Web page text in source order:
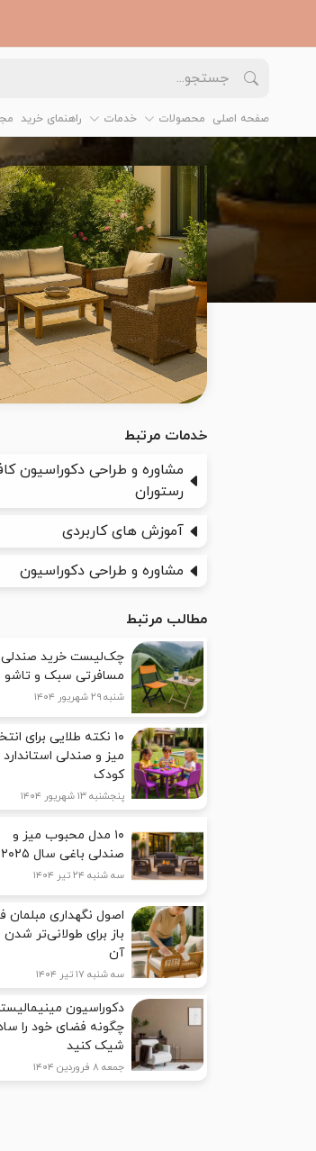
صفحه اصلی محصولات خدمات راهنمای خرید
خدمات مرتبط
مشاوره و طراحی دکوراسیون
رستوران
آموزش های کاربردی
مشاوره و طراحی دکوراسیون
مطالب مرتبط
چک‌لیست خرید صندلی
مسافرتی سبک و تاشو
شنبه ۲۹ شهریور ۱۴۰۴
۱۰ نکته طلایی برای
میز و صندلی استاندارد
کودک
پنجشنبه ۱۳ شهریور ۱۴۰۴
۱۰ مدل محبوب میز و
صندلی باغی سال ۲۰۲۵
سه شنبه ۲۴ تیر ۱۴۰۴
اصول نگهداری مبلمان
باز برای طولانی‌تر شدن
آن
سه شنبه ۱۷ تیر ۱۴۰۴
دکوراسیون
چگونه فضای خود را
شیک کنید
جمعه ۸ فروردین ۱۴۰۴